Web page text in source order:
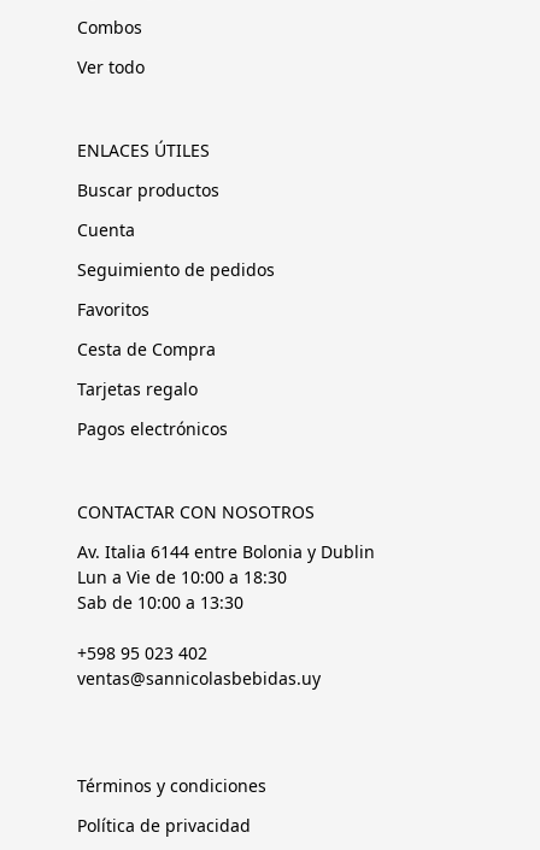
Combos
Ver todo
ENLACES ÚTILES
Buscar productos
Cuenta
Seguimiento de pedidos
Favoritos
Cesta de Compra
Tarjetas regalo
Pagos electrónicos
CONTACTAR CON NOSOTROS
Av. Italia 6144 entre Bolonia y Dublin
Lun a Vie de 10:00 a 18:30
Sab de 10:00 a 13:30
+598 95 023 402
ventas@sannicolasbebidas.uy
Términos y condiciones
Política de privacidad